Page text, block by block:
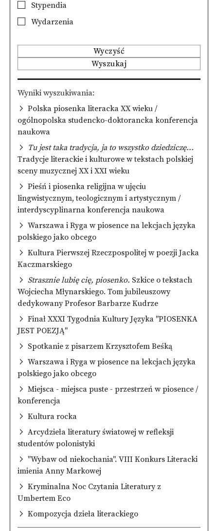
Stypendia
Wydarzenia
Wyczyść
Wyszukaj
Wyniki wyszukiwania
Polska piosenka literacka XX wieku /
ogólnopolska studencko-doktorancka konferencja
naukowa
Tu jest taka tradycja, ja to wszystko dziedziczę...
Tradycje literackie i kulturowe w tekstach polskiej
sceny muzycznej XX i XXI wieku
Pieśń i piosenka religijna w ujęciu
lingwistycznym, teologicznym i artystycznym /
interdyscyplinarna konferencja naukowa
Warszawa i Ryga w piosence na lekcjach języka
polskiego jako obcego
Kultura Pierwszej Rzeczpospolitej w poezji Jacka
Kaczmarskiego
Strasznie lubię cię, piosenko. Szkice o tekstach
Wojciecha Młynarskiego. Tom jubileuszowy
dedykowany Profesor Barbarze Kudrze
Finał XXXI Tygodnia Kultury Języka "PIOSENKA
JEST POEZJĄ"
Spotkanie z pisarzem Krzysztofem Beśką
Warszawa i Ryga w piosence na lekcjach języka
polskiego jako obcego
Miejsca - miejsca puste - przestrzeń w piosence /
konferencja
Kultura rocka
Arcydzieła literatury światowej w refleksji
studentów polonistyki
"Wybaw od niekochania". VIII Konkurs Literacki
imienia Anny Markowej
Kryminalna Noc Czytania Literatury z
Umbertem Eco
Kompozycja dzieła literackiego